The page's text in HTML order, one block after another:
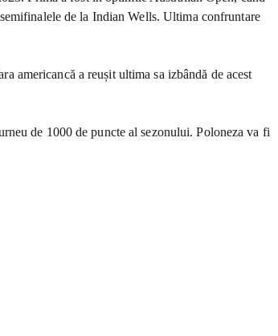
de la Indian Wells. Ultima confruntare
americancă a reușit ultima sa izbândă de acest
de 1000 de puncte al sezonului. Poloneza va fi